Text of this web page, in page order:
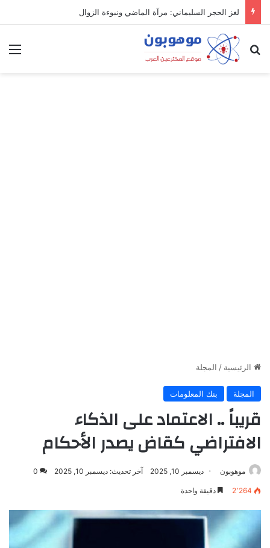
لغز الحجر السليماني: مرآة الماضي ونبوءة الزوال
بحث عن
الرئيسية / المجلة
المجلة بنك المعلومات
قريباً .. الاعتماد على الذكاء
الافتراضي كقاض يصدر الأحكام
موهوبون ديسمبر 10, 2025 آخر تحديث: ديسمبر 10, 2025 0
2٬264 دقيقة واحدة